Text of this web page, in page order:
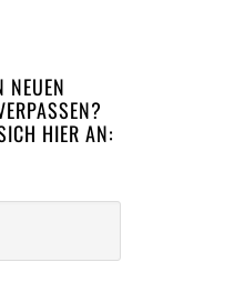
NEUEN
HIER AN: